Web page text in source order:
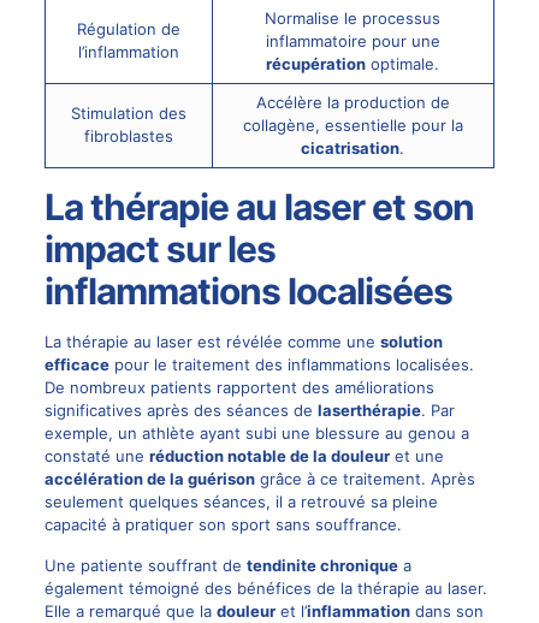
Régulation de
l’inflammation
Normalise le processus
inflammatoire pour une
récupération optimale.
Stimulation des
fibroblastes
Accélère la production de
collagène, essentielle pour la
cicatrisation.
La thérapie au laser et son
impact sur les
inflammations localisées
La thérapie au laser est révélée comme une solution
efficacepour le traitement des inflammations localisées.
De nombreux patients rapportent des améliorations
significatives après des séances de laserthérapie. Par
exemple, un athlète ayant subi une blessure au genou a
constaté une réduction notable de la douleuret une
accélération de la guérisongrâce à ce traitement. Après
seulement quelques séances, il a retrouvé sa pleine
capacité à pratiquer son sport sans souffrance.
Une patiente souffrant de tendinite chroniquea
également témoigné des bénéfices de la thérapie au laser.
Elle a remarqué que la douleuret l’inflammationdans son